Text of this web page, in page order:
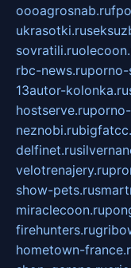
oooagrosnab.ru
ukrasotki.ru
sovratili.ru
rbc-news.ru
13autor-kolonka.ru
hostserve.ru
neznobi.ru
delfinet.ru
velotrenajery.ru
show-pets.ru
miraclecoon.ru
firehunters.ru
hometown-